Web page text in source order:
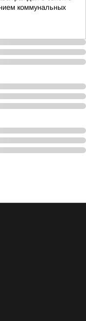
коммунальных